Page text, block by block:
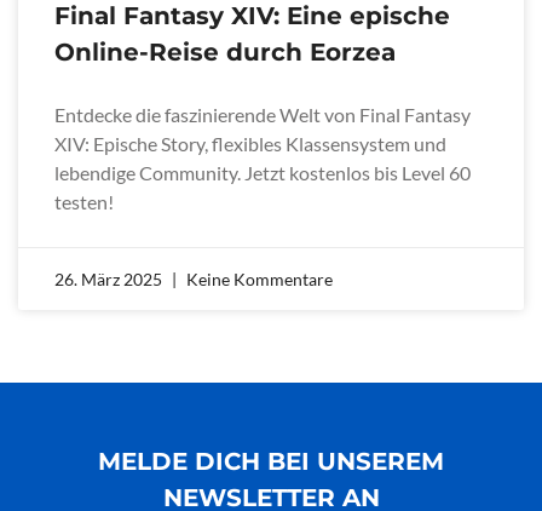
Final Fantasy XIV: Eine epische
Online-Reise durch Eorzea
Entdecke die faszinierende Welt von Final Fantasy
XIV: Epische Story, flexibles Klassensystem und
lebendige Community. Jetzt kostenlos bis Level 60
testen!
26. März 2025 Keine Kommentare
MELDE DICH BEI UNSEREM
NEWSLETTER AN